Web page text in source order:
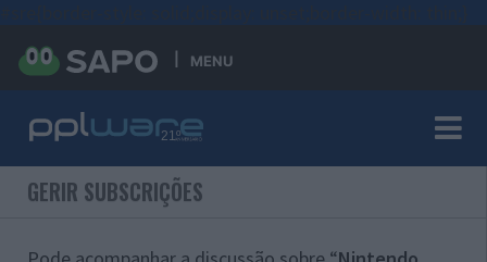
MENU
GERIR SUBSCRIÇÕES